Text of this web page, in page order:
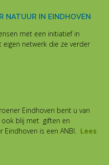
NATUUR IN EINDHOVEN
met een initiatief in
netwerk die ze verder
Eindhoven bent u van
ook blij met giften en
is een ANBI. Lees